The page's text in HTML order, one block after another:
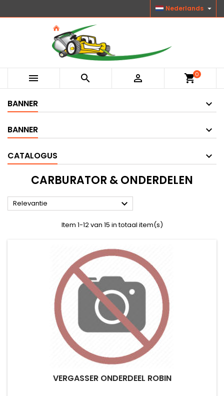
Nederlands 
   shopping_cart0
BANNER
BANNER
CATALOGUS
CARBURATOR & ONDERDELEN
Relevantie 
Item 1-12 van 15 in totaal item(s)
VERGASSER ONDERDEEL ROBIN